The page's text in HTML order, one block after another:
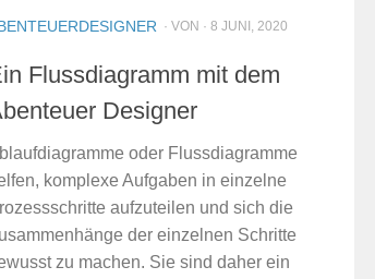
· VON · 8 JUNI, 2020
Flussdiagramm mit dem
Designer
oder Flussdiagramme
komplexe Aufgaben in einzelne
aufzuteilen und sich die
der einzelnen Schritte
zu machen. Sie sind daher ein